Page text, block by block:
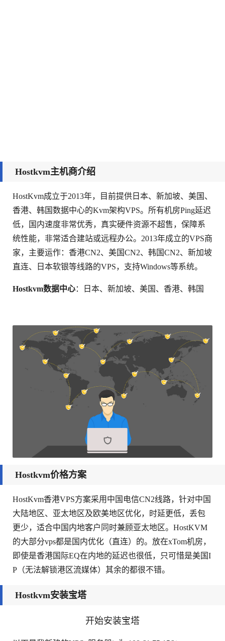
Hostkvm主机商介绍
HostKvm成立于2013年，目前提供日本、新加坡、美国、
香港、韩国数据中心的Kvm架构VPS。所有机房Ping延迟
低，国内速度非常优秀，真实硬件资源不超售，保障系
统性能，非常适合建站或远程办公。2013年成立的VPS商
家，主要运作：香港CN2、美国CN2、韩国CN2、新加坡
直连、日本软银等线路的VPS，支持Windows等系统。
Hostkvm数据中心：日本、新加坡、美国、香港、韩国
Hostkvm价格方案
HostKvm香港VPS方案采用中国电信CN2线路，针对中国
大陆地区、亚太地区及欧美地区优化，时延更低，丢包
更少，适合中国内地客户同时兼顾亚太地区。HostKVM
的大部分vps都是国内优化（直连）的。放在xTom机房，
即使是香港国际EQ在内地的延迟也很低，只可惜是美国I
P（无法解锁港区流媒体）其余的都很不错。
Hostkvm安装宝塔
开始安装宝塔